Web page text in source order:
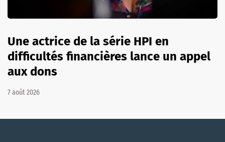
Une actrice de la série HPI en
difficultés financières lance un appel
aux dons
7 août 2026